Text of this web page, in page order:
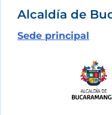
Alcaldía de
Sede principal